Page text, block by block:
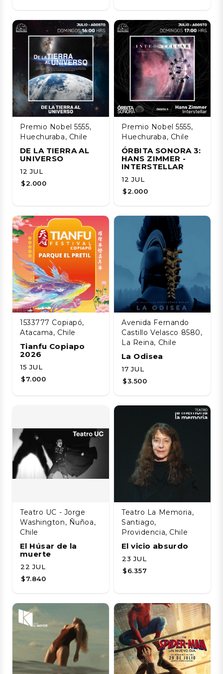
Premio Nobel 5555,
Huechuraba, Chile
DE LA TIERRA AL
UNIVERSO
12 JUL
$2.000
Premio Nobel 5555,
Huechuraba, Chile
ÓRBITA SONORA 3:
HANS ZIMMER -
INTERSTELLAR
12 JUL
$2.000
1533777 Copiapó,
Atacama, Chile
Tianfu Copiapo
2026
15 JUL
$7.000
Avenida Fernando
Castillo Velasco 8580,
La Reina, Chile
La Odisea
17 JUL
$3.500
Teatro UC - Jorge
Washington, Ñuñoa,
Chile
El Húsar de la
muerte
22 JUL
$7.840
Teatro La Memoria,
Santiago,
Providencia, Chile
El vicio absurdo
23 JUL
$6.357